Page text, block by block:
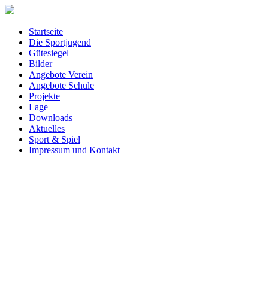
Startseite
Die Sportjugend
Gütesiegel
Bilder
Angebote Verein
Angebote Schule
Projekte
Lage
Downloads
Aktuelles
Sport & Spiel
Impressum und Kontakt